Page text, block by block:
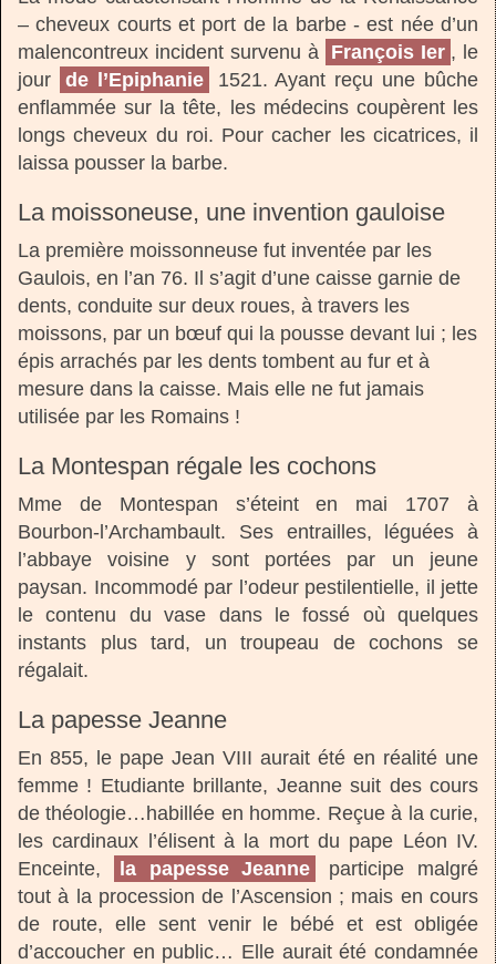
– cheveux courts et port de la barbe - est née d’un
malencontreux incident survenu à
François Ier , le
jour
de l’Epiphanie
1521. Ayant reçu une bûche
enflammée sur la tête, les médecins coupèrent les
longs cheveux du roi. Pour cacher les cicatrices, il
laissa pousser la barbe.
La moissoneuse, une invention gauloise
La première moissonneuse fut inventée par les
Gaulois, en l’an 76. Il s’agit d’une caisse garnie de
dents, conduite sur deux roues, à travers les
moissons, par un bœuf qui la pousse devant lui ; les
épis arrachés par les dents tombent au fur et à
mesure dans la caisse. Mais elle ne fut jamais
utilisée par les Romains !
La Montespan régale les cochons
Mme de Montespan s’éteint en mai 1707 à
Bourbon-l’Archambault. Ses entrailles, léguées à
l’abbaye voisine y sont portées par un jeune
paysan. Incommodé par l’odeur pestilentielle, il jette
le contenu du vase dans le fossé où quelques
instants plus tard, un troupeau de cochons se
régalait.
La papesse Jeanne
En 855, le pape Jean VIII aurait été en réalité une
femme ! Etudiante brillante, Jeanne suit des cours
de théologie…habillée en homme. Reçue à la curie,
les cardinaux l’élisent à la mort du pape Léon IV.
Enceinte,
la papesse Jeanne
participe malgré
tout à la procession de l’Ascension ; mais en cours
de route, elle sent venir le bébé et est obligée
d’accoucher en public… Elle aurait été condamnée